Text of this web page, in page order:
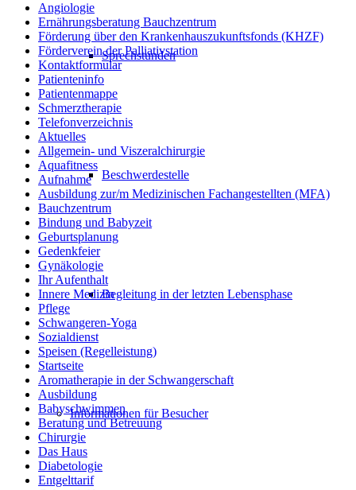
Sprechstunden
Beschwerdestelle
Begleitung in der letzten Lebensphase
Informationen für Besucher
Angiologie
Ernährungsberatung Bauchzentrum
Förderung über den Krankenhauszukunftsfonds (KHZF)
Förderverein der Palliativstation
Kontaktformular
Patienteninfo
Patientenmappe
Schmerztherapie
Telefonverzeichnis
Aktuelles
Allgemein- und Viszeralchirurgie
Aquafitness
Aufnahme
Ausbildung zur/m Medizinischen Fachangestellten (MFA)
Bauchzentrum
Bindung und Babyzeit
Geburtsplanung
Gedenkfeier
Gynäkologie
Ihr Aufenthalt
Innere Medizin
Pflege
Schwangeren-Yoga
Sozialdienst
Speisen (Regelleistung)
Startseite
Aromatherapie in der Schwangerschaft
Ausbildung
Babyschwimmen
Beratung und Betreuung
Chirurgie
Das Haus
Diabetologie
Entgelttarif